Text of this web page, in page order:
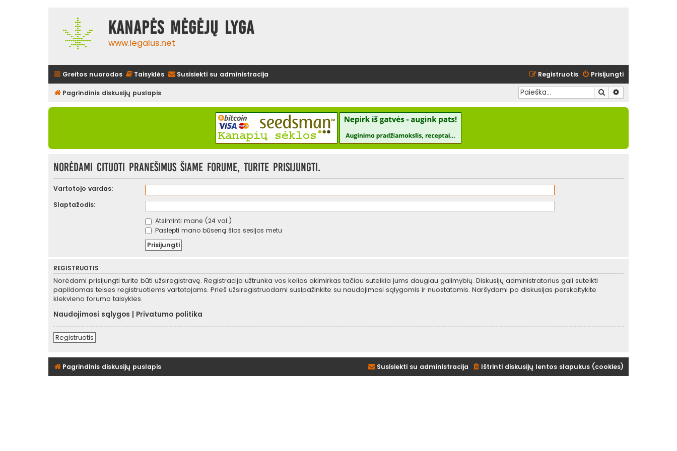
Kanapės mėgėjų lyga
www.legalus.net
Greitos nuorodos Taisyklės Susisiekti su administracija Prisijungti
Registruotis
Pagrindinis diskusijų puslapis Ieškoti
Norėdami cituoti pranešimus šiame forume, turite prisijungti.
Vartotojo vardas:
Slaptažodis:
Atsiminti mane (24 val.)
Paslėpti mano būseną šios sesijos metu
REGISTRUOTIS
Norėdami prisijungti turite būti užsiregistravę. Registracija užtrunka vos kelias akimirkas tačiau suteikia jums daugiau galimybių. Diskusijų administratorius gali suteikti
papildomas teises registruotiems vartotojams. Prieš užsiregistruodami susipažinkite su naudojimosi sąlygomis ir nuostatomis. Naršydami po diskusijas perskaitykite
kiekvieno forumo taisykles.
Naudojimosi sąlygos
Privatumo politika
Registruotis
Pagrindinis diskusijų puslapis Ištrinti diskusijų lentos slapukus (cookies)
Susisiekti su administracija